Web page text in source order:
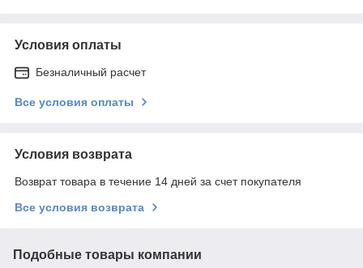
Условия оплаты
Безналичный расчет
Все условия оплаты
Условия возврата
Возврат товара в течение 14 дней за счет покупателя
Все условия возврата
Подобные товары компании